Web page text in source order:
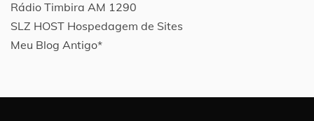
Rádio Timbira AM 1290
SLZ HOST Hospedagem de Sites
Meu Blog Antigo*